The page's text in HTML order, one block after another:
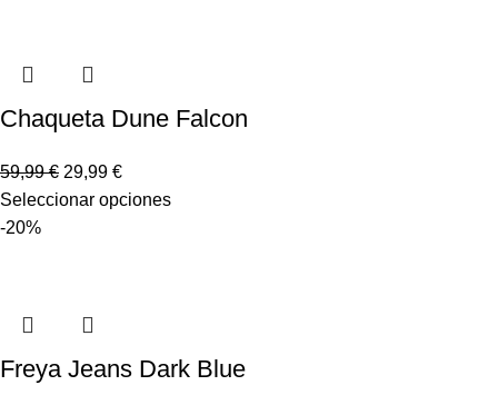
Chaqueta Dune Falcon
59,99€ 29,99 €
Seleccionar opciones
-20%
Freya Jeans Dark Blue